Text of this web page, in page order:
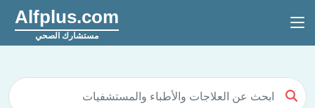
Alfplus.com
مستشارك الصحي